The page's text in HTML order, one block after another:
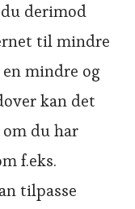
derimod
til mindre
mindre og
kan det
du har
f.eks.
tilpasse